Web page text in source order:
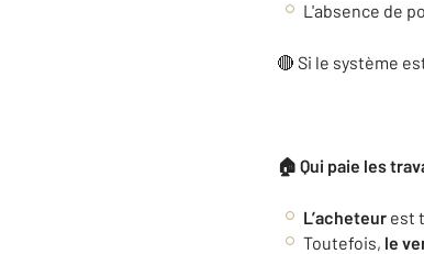
L'absence de
🔴 Si le système
🏠 Qui paie les
L’acheteur est
Toutefois, le